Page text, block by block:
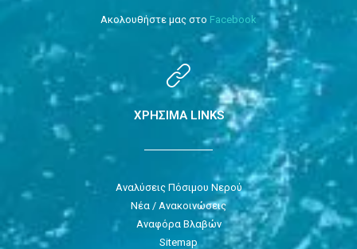
Ακολουθήστε μας στο Facebook
ΧΡΗΣΙΜΑ LINKS
Αναλύσεις Πόσιμου Νερού
Νέα / Ανακοινώσεις
Αναφόρα Βλαβών
Sitemap